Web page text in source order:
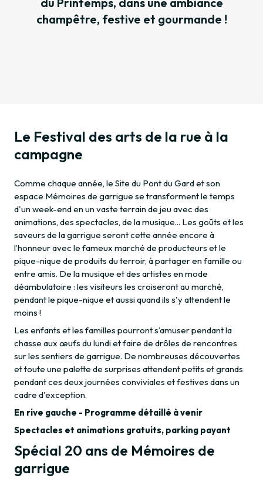
champêtre, festive et gourmande !
Le Festival des arts de la rue à la
campagne
Comme chaque année, le Site du Pont du Gard et son
espace Mémoires de garrigue se transforment le temps
d'un week-end en un vaste terrain de jeu avec des
animations, des spectacles, de la musique... Les goûts et les
saveurs de la garrigue seront cette année encore à
l’honneur avec le fameux marché de producteurs et le
pique-nique de produits du terroir, à partager en famille ou
entre amis. De la musique et des artistes en mode
déambulatoire : les visiteurs les croiseront au marché,
pendant le pique-nique et aussi quand ils s'y attendent le
moins !
Les enfants et les familles pourront s’amuser pendant la
chasse aux œufs du lundi et faire de drôles de rencontres
sur les sentiers de garrigue. De nombreuses découvertes
et toute une palette de surprises attendent petits et grands
pendant ces deux journées conviviales et festives dans un
cadre d'exception.
En rive gauche - Programme détaillé à venir
Spectacles et animations gratuits, parking payant
Spécial 20 ans de Mémoires de
garrigue